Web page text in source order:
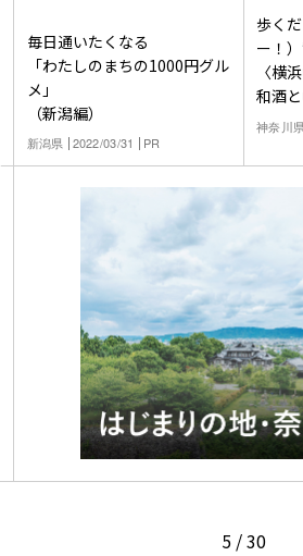
毎日通いたくなる
「わたしのまちの1000円グル
メ」
（新潟編）
新潟県 2022/03/31 PR
歩く
ー！
〈横
和酒
あな
神奈川県
5 /30